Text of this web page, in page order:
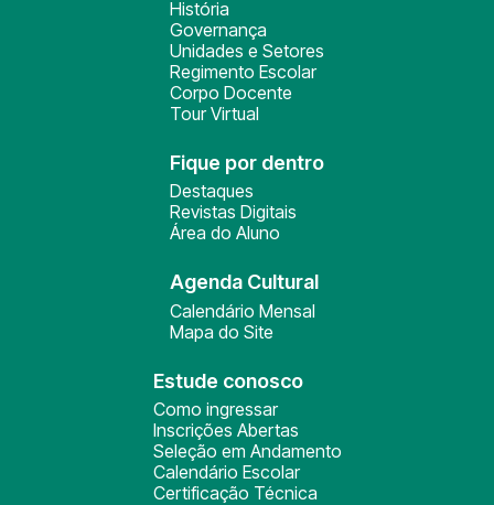
História
Governança
Unidades e Setores
Regimento Escolar
Corpo Docente
Tour Virtual
Fique por dentro
Destaques
Revistas Digitais
Área do Aluno
Agenda Cultural
Calendário Mensal
Mapa do Site
Estude conosco
Como ingressar
Inscrições Abertas
Seleção em Andamento
Calendário Escolar
Certificação Técnica